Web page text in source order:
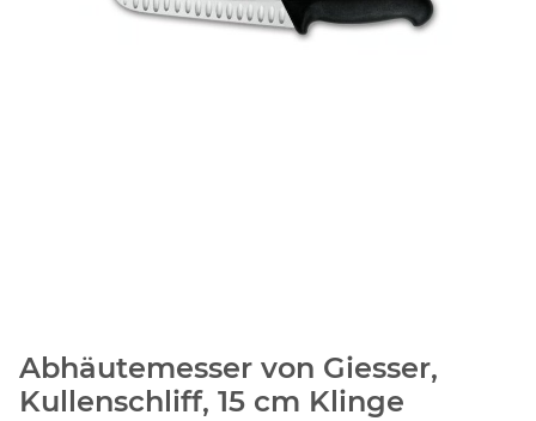
Abhäutemesser von Giesser,
Kullenschliff, 15 cm Klinge